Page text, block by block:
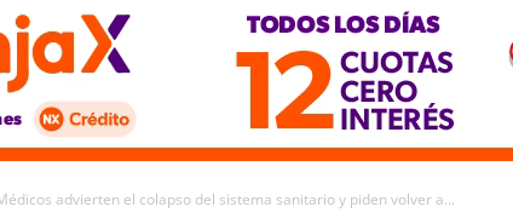
advierten el colapso del sistema sanitario y piden volver a...